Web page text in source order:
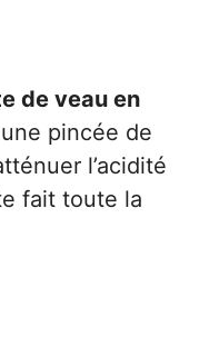
de veau en
pincée de
l’acidité
fait toute la